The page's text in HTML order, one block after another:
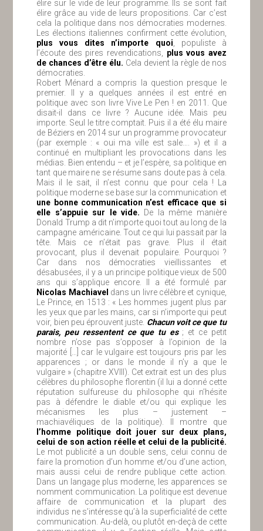
élire sur le vide de leur programme. Ils se sont fait
élire grâce au vide de leurs propositions. Car c’est
cela la politique dans nos démocraties modernes.
Les élections italiennes confirment cette évolution,
plus vous dites n’importe quoi , populiste à
l’écoute des pires revendications, plus vous avez
de chances d’être élu. Cela devient la règle de nos
démocraties.
Robert Ménard a compris la question presque le
premier. Il y a quelques années il est entré en
politique avec son livre Vive Le Pen ! en 2011. Que
disait-il dans ce livre ? Aucune idée. Mais peu
importe. Seul le titre comptait. Puis il a été élu maire
de Béziers en 2014 sur un programme provocateur
(par exemple : « oui ma ville est sale…. ») et il a
continué en multipliant les provocations dans les
médias. Bien entendu – et je l’espère, sa politique en
tant que maire ne se résume sans doute pas à cela.
Mais il le sait, il n’est connu que pour cela ! La
politique moderne se base sur la communication et
une bonne communication n’est efficace que si
elle s’appuie sur le vide. De la même manière
Donald Trump a dit n’importe quoi tout au long de la
campagne américaine. Tout ce qui lui passait par la
tête. Mais ce n’était pas grave. Plus il était
provocant, plus il devenait populaire. Pourquoi ?
Car dans nos démocraties vieillissantes et
désabusées, il y a un principe politique vieux de 500
ans qui s’applique encore. Il a été formulé par
Nicolas Machiavel dans un livre célèbre et cynique,
Le Prince, en 1513 : « Les hommes jugent plus par
les yeux que par les mains, car si n’importe qui peut
voir, bien peu éprouvent juste. Chacun voit ce que tu
parais, peu ressentent ce que tu es; et ce petit
nombre n’ose pas s’opposer à l’opinion de la
majorité […] car le vulgaire est toujours pris par les
apparences ; or dans le monde il n’y a que le
vulgaire » (chapitre XVIII). Cet extrait est un des plus
célèbres du philosophe florentin (il lui a donné cette
réputation sulfureuse du philosophe qui n’hésite
pas à défendre le diable et/ou qui explique les
mécanismes les plus – justement –
machiavéliques de la politique). Il montre que
l’homme politique doit jouer sur deux plans,
celui de son action réelle et celui de la publicité.
Le mot publicité a un double sens, celui connu de
faire la promotion d’un homme et/ou d’une action,
mais aussi celui de rendre publique cette action.
Dans un langage plus moderne, les apparences se
nomment communication. La politique est devenue
affaire de communication et la plupart des
individus ne s’intéresse qu’à la superficialité de cette
communication. Au-delà, ou plutôt en-deçà de cette